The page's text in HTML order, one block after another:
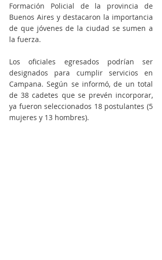
Formación Policial de la provincia de
Buenos Aires y destacaron la importancia
de que jóvenes de la ciudad se sumen a
la fuerza.
Los oficiales egresados podrían ser
designados para cumplir servicios en
Campana. Según se informó, de un total
de 38 cadetes que se prevén incorporar,
ya fueron seleccionados 18 postulantes (5
mujeres y 13 hombres).